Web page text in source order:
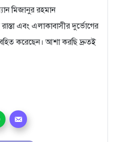
মিজানুর রহমান
এবং এলাকাবাসীর দুর্ভোগের
করেছেন। আশা করছি দ্রুতই